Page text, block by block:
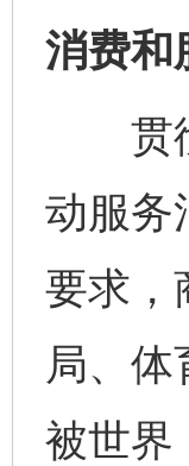
消费和
贯彻
动服务
要求，
局、
被世界